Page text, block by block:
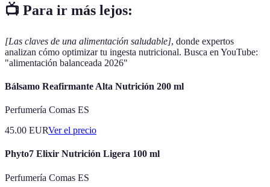
📺 Para ir más lejos:
[Las claves de una alimentación saludable], donde expertos
analizan cómo optimizar tu ingesta nutricional. Busca en YouTube:
"alimentación balanceada 2026"
Bálsamo Reafirmante Alta Nutrición 200 ml
Perfumería Comas ES
45.00 EURVer el precio
Phyto7 Elixir Nutrición Ligera 100 ml
Perfumería Comas ES